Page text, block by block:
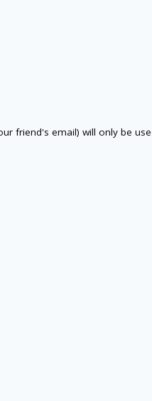
friend's email) will only be